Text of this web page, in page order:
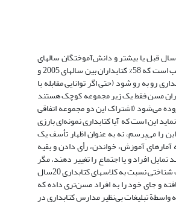
ما در دو بُعد مهم، رو به تحول است. ما از نظر میانگین سنّی، مسن‌تر هستیم و بین کتابداران آموزش دیده در مدارس کتابداری 20 سال قبل یا بیشتر و دانش‌آموختگان سالهای
اخیر، شکافی از دانش وجود دارد. در سال 1998 ، 57% کتابداران آمریکا 45 ساله یا مسن‌‌تر بوده‌اند. ارقام سرشماری 1990 بیانگر این مطلب است که 58% کتابداران بین سالهای 2005 و
رو به رو شود (حتی اگر توانایی مقابله با
مسن فقط یک زیر مجموعه کوچک هستند
می‌شود (اشتراک این دو مجموعه اتفاقی
این است که آیا کتابداری نمونه‌ای بارزی
را می‌پرسم، نه به عنوان اظهار تأسف یک
آموزش، خواندن، رأی دادن و بقیه
افراد و یا اجتماع را تغییر دهند، مگر
آنکه به عنوان بخشی از یک هیئت فرهنگی و ائتلاف آموزشی شوند. مسئولان مدارس کتابداری گزارش می‌کنند دانشجویانشان از نظر جمعیت شناختی نسبت به کلاسهای کتابداری 20سال
و جای خود را به افراد مسن‌تری داده که
تبلیغات بی‌نظیر مدارس کتابداری در